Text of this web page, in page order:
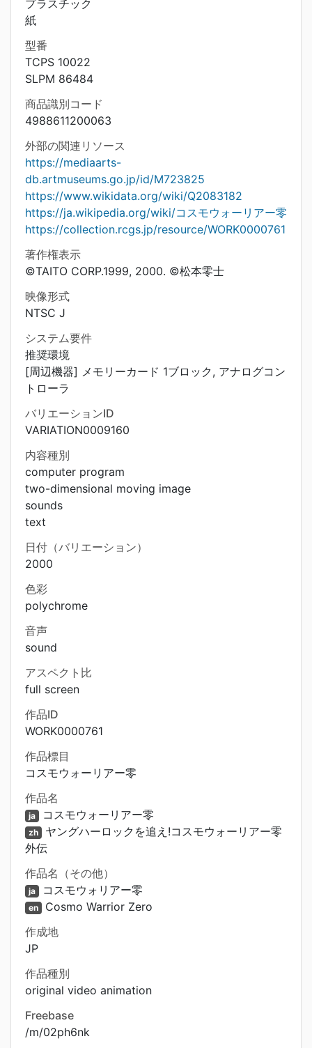
プラスチック
紙
型番
TCPS 10022
SLPM 86484
商品識別コード
4988611200063
外部の関連リソース
https://mediaarts-
db.artmuseums.go.jp/id/M723825
https://www.wikidata.org/wiki/Q2083182
https://ja.wikipedia.org/wiki/コスモウォーリアー零
https://collection.rcgs.jp/resource/WORK0000761
著作権表示
©TAITO CORP.1999, 2000. ©松本零士
映像形式
NTSC J
システム要件
推奨環境
[周辺機器] メモリーカード 1ブロック, アナログコン
トローラ
バリエーションID
VARIATION0009160
内容種別
computer program
two-dimensional moving image
sounds
text
日付（バリエーション）
2000
色彩
polychrome
音声
sound
アスペクト比
full screen
作品ID
WORK0000761
作品標目
コスモウォーリアー零
作品名
ja コスモウォーリアー零
zh ヤングハーロックを追え!コスモウォーリアー零
外伝
作品名（その他）
ja コスモウォリアー零
en Cosmo Warrior Zero
作成地
JP
作品種別
original video animation
Freebase
/m/02ph6nk